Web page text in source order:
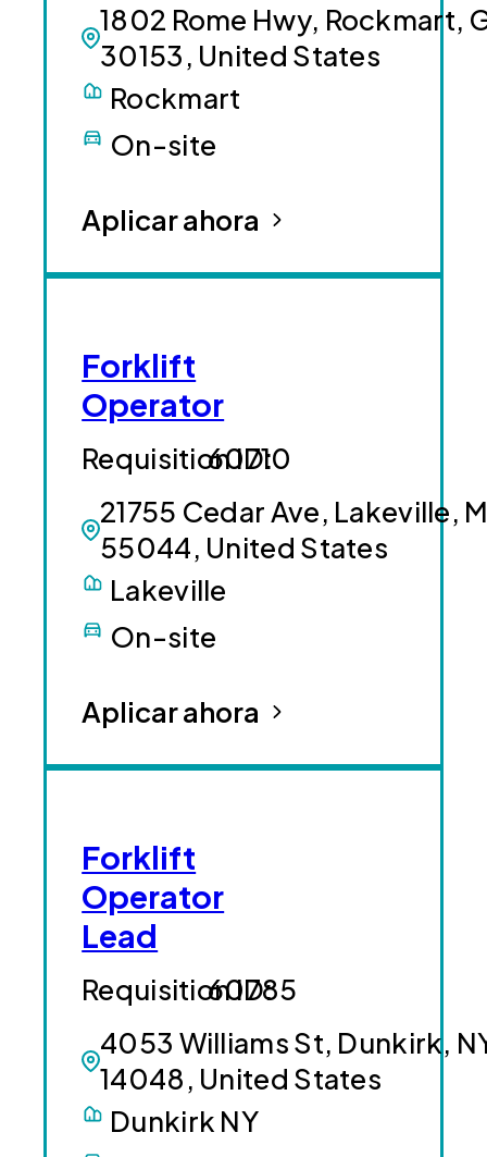
1802 Rome Hwy, Rockmart,
30153, United States
Rockmart
On-site
Aplicar ahora
Forklift
Operator
21755 Cedar Ave, Lakeville,
55044, United States
60710
Lakeville
On-site
Aplicar ahora
Forklift
Operator
Lead
4053 Williams St, Dunkirk,
14048, United States
60785
Dunkirk NY